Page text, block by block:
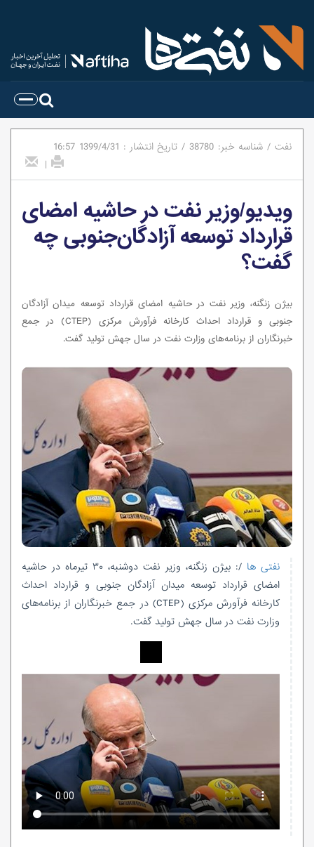
نفت / شناسه خبر: 38780
/ تاریخ انتشار : 1399/4/31
16:57
|
ویدیو/وزیر نفت در حاشیه امضای
قرارداد توسعه آزادگان‌جنوبی چه
گفت؟
بیژن زنگنه، وزیر نفت در حاشیه امضای قرارداد توسعه میدان آزادگان
جنوبی و قرارداد احداث کارخانه فرآورش مرکزی (CTEP) در جمع
خبرنگاران از برنامه‌های وزارت نفت در سال جهش تولید گفت.
نفتی ها
/: بیژن زنگنه، وزیر نفت دوشنبه، ۳۰ تیرماه در حاشیه
امضای قرارداد توسعه میدان آزادگان جنوبی و قرارداد احداث
کارخانه فرآورش مرکزی (CTEP) در جمع خبرنگاران از برنامه‌های
وزارت نفت در سال جهش تولید گفت.